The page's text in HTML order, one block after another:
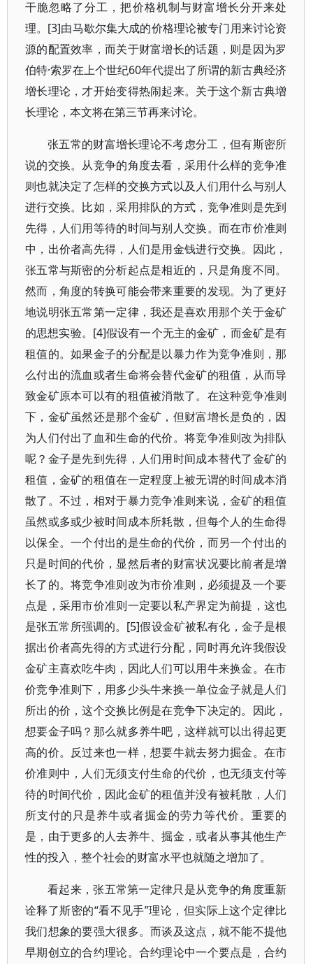
干脆忽略了分工，把价格机制与财富增长分开来处
理。[3]由马歇尔集大成的价格理论被专门用来讨论资
源的配置效率，而关于财富增长的话题，则是因为罗
伯特·索罗在上个世纪60年代提出了所谓的新古典经济
增长理论，才开始变得热闹起来。关于这个新古典增
长理论，本文将在第三节再来讨论。
张五常的财富增长理论不考虑分工，但有斯密所
说的交换。从竞争的角度去看，采用什么样的竞争准
则也就决定了怎样的交换方式以及人们用什么与别人
进行交换。比如，采用排队的方式，竞争准则是先到
先得，人们用等待的时间与别人交换。而在市价准则
中，出价者高先得，人们是用金钱进行交换。因此，
张五常与斯密的分析起点是相近的，只是角度不同。
然而，角度的转换可能会带来重要的发现。为了更好
地说明张五常第一定律，我还是喜欢用那个关于金矿
的思想实验。[4]假设有一个无主的金矿，而金矿是有
租值的。如果金子的分配是以暴力作为竞争准则，那
么付出的流血或者生命将会替代金矿的租值，从而导
致金矿原本可以有的租值被消散了。在这种竞争准则
下，金矿虽然还是那个金矿，但财富增长是负的，因
为人们付出了血和生命的代价。将竞争准则改为排队
呢？金子是先到先得，人们用时间成本替代了金矿的
租值，金矿的租值在一定程度上被无谓的时间成本消
散了。不过，相对于暴力竞争准则来说，金矿的租值
虽然或多或少被时间成本所耗散，但每个人的生命得
以保全。一个付出的是生命的代价，而另一个付出的
只是时间的代价，显然后者的财富状况要比前者是增
长了的。将竞争准则改为市价准则，必须提及一个要
点是，采用市价准则一定要以私产界定为前提，这也
是张五常所强调的。[5]假设金矿被私有化，金子是根
据出价者高先得的方式进行分配，同时再允许我假设
金矿主喜欢吃牛肉，因此人们可以用牛来换金。在市
价竞争准则下，用多少头牛来换一单位金子就是人们
所出的价，这个交换比例是在竞争下决定的。因此，
想要金子吗？那么就多养牛吧，这样就可以出得起更
高的价。反过来也一样，想要牛就去努力掘金。在市
价准则中，人们无须支付生命的代价，也无须支付等
待的时间代价，因此金矿的租值并没有被耗散，人们
所支付的只是养牛或者掘金的劳力等代价。重要的
是，由于更多的人去养牛、掘金，或者从事其他生产
性的投入，整个社会的财富水平也就随之增加了。
看起来，张五常第一定律只是从竞争的角度重新
诠释了斯密的“看不见手”理论，但实际上这个定律比
我们想象的要强大很多。而谈及这点，就不能不提他
早期创立的合约理论。合约理论中一个要点是，合约